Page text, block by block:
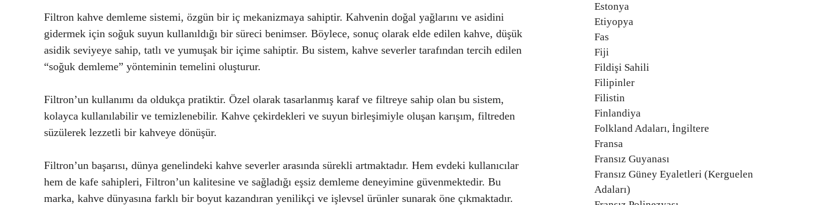
Filtron kahve demleme sistemi, özgün bir iç mekanizmaya sahiptir. Kahvenin doğal yağlarını ve asidini
gidermek için soğuk suyun kullanıldığı bir süreci benimser. Böylece, sonuç olarak elde edilen kahve, düşük
asidik seviyeye sahip, tatlı ve yumuşak bir içime sahiptir. Bu sistem, kahve severler tarafından tercih edilen
“soğuk demleme” yönteminin temelini oluşturur.
Filtron’un kullanımı da oldukça pratiktir. Özel olarak tasarlanmış karaf ve filtreye sahip olan bu sistem,
kolayca kullanılabilir ve temizlenebilir. Kahve çekirdekleri ve suyun birleşimiyle oluşan karışım, filtreden
süzülerek lezzetli bir kahveye dönüşür.
Filtron’un başarısı, dünya genelindeki kahve severler arasında sürekli artmaktadır. Hem evdeki kullanıcılar
hem de kafe sahipleri, Filtron’un kalitesine ve sağladığı eşsiz demleme deneyimine güvenmektedir. Bu
marka, kahve dünyasına farklı bir boyut kazandıran yenilikçi ve işlevsel ürünler sunarak öne çıkmaktadır.
Estonya
Etiyopya
Fas
Fiji
Fildişi Sahili
Filipinler
Filistin
Finlandiya
Folkland Adaları, İngiltere
Fransa
Fransız Guyanası
Fransız Güney Eyaletleri (Kerguelen
Adaları)